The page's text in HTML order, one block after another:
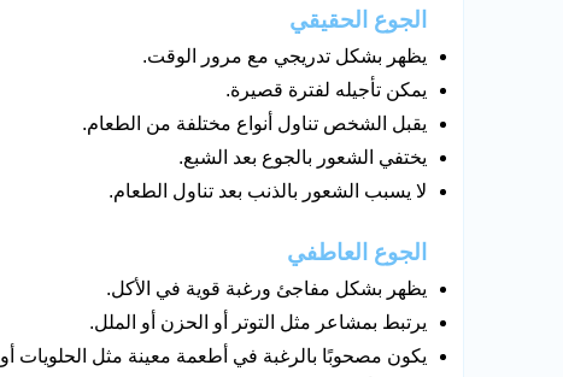
الجوع الحقيقي
يظهر بشكل تدريجي مع مرور الوقت.
يمكن تأجيله لفترة قصيرة.
يقبل الشخص تناول أنواع مختلفة من الطعام.
يختفي الشعور بالجوع بعد الشبع.
لا يسبب الشعور بالذنب بعد تناول الطعام.
الجوع العاطفي
يظهر بشكل مفاجئ ورغبة قوية في الأكل.
يرتبط بمشاعر مثل التوتر أو الحزن أو الملل.
يكون مصحوبًا بالرغبة في أطعمة معينة مثل الحلويات